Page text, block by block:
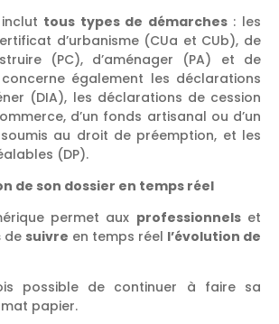
tous types de démarches: les
d’urbanisme (CUa et CUb), de
(PC), d’aménager (PA) et de
également les déclarations
(DIA), les déclarations de cession
d’un fonds artisanal ou d’un
au droit de préemption, et les
(DP).
de son dossier en temps réel
permet aux professionnelset
de suivre en temps réel l’évolution de
possible de continuer à faire sa
papier.